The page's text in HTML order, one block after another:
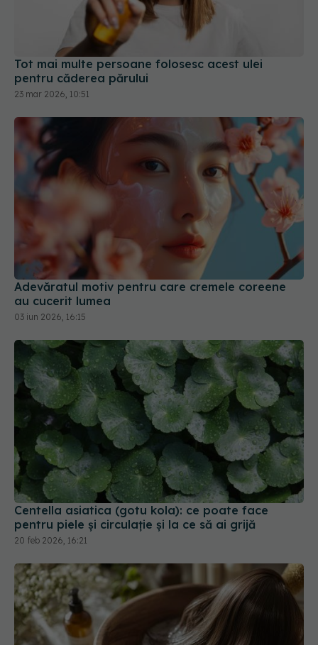
Tot mai multe persoane folosesc acest ulei
pentru căderea părului
23 mar 2026, 10:51
Adevăratul motiv pentru care cremele coreene
au cucerit lumea
03 iun 2026, 16:15
Centella asiatica (gotu kola): ce poate face
pentru piele și circulație și la ce să ai grijă
20 feb 2026, 16:21